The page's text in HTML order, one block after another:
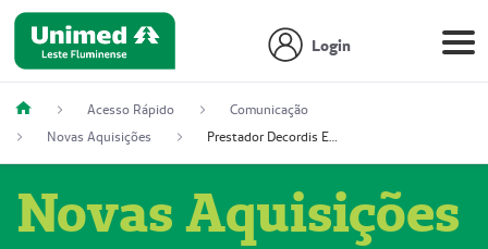
Login
Acesso Rápido
Comunicação
Novas Aquisições
Prestador Decordis Exames Cardiológicos LTDA (51004347-4)
Novas Aquisições